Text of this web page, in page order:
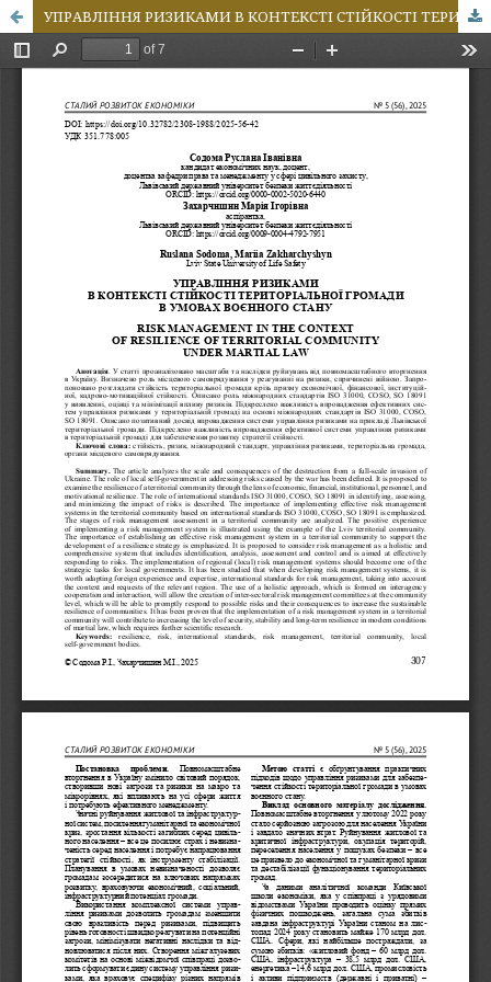
УПРАВЛІННЯ РИЗИКАМИ В КОНТЕКСТІ СТІЙКОСТІ ТЕРИТОРІАЛЬНОЇ ГРОМАДИ В УМОВАХ ВОЄННОГО СТАНУ